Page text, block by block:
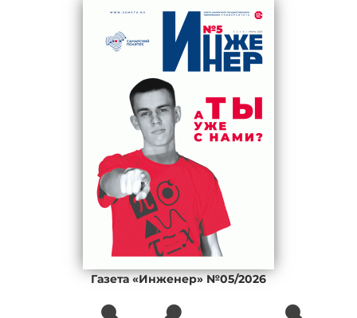
Газета «Инженер» №05/2026